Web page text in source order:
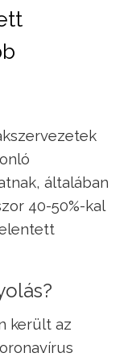
általában
40-50%-kal
került az